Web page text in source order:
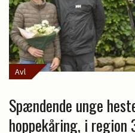
Avl
Spændende unge
hoppekåring, i region